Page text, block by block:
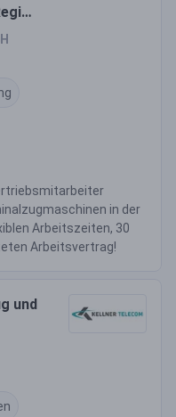
in der
Arbeitszeiten, 30
Arbeitsvertrag!
und